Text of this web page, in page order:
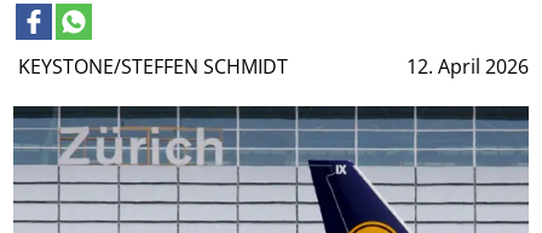
KEYSTONE/STEFFEN SCHMIDT 12. April 2026